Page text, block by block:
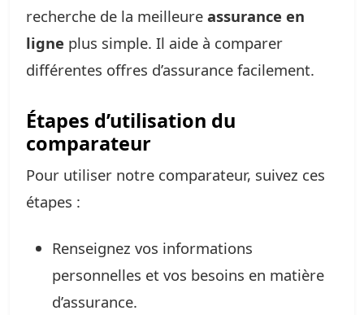
recherche de la meilleure assurance en
ligne plus simple. Il aide à comparer
différentes offres d’assurance facilement.
Étapes d’utilisation du
comparateur
Pour utiliser notre comparateur, suivez ces
étapes :
Renseignez vos informations
personnelles et vos besoins en matière
d’assurance.